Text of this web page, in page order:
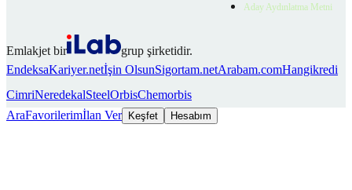
Aday Aydınlatma Metni
Emlakjet bir
grup şirketidir.
EndeksaKariyer.netİşin OlsunSigortam.netArabam.comHangikredi
CimriNeredekalSteelOrbisChemorbis
AraFavorilerimİlan Ver Keşfet Hesabım